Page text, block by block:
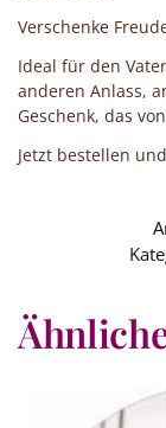
Verschenke Freude
Ideal für den
anderen Anlass,
Geschenk, das
Jetzt bestellen